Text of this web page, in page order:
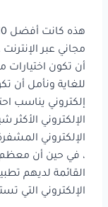
مجاني عبر
أن تكون اختيارات
للغاية ونأمل أن
إلكتروني يناسب
الإلكتروني
الإلكتروني
، في حين أن معظم
القائمة لديهم
الإلكتروني التي